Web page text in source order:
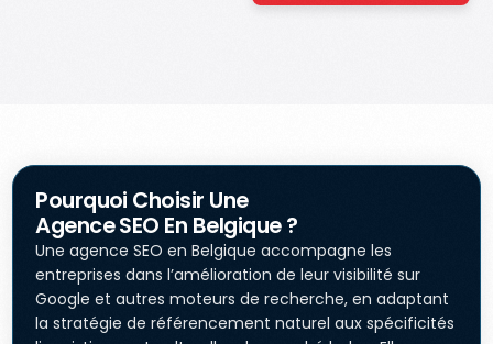
Pourquoi Choisir Une
Agence SEO En Belgique ?
Une agence SEO en Belgique accompagne les
entreprises dans l’amélioration de leur visibilité sur
Google et autres moteurs de recherche, en adaptant
la stratégie de référencement naturel aux spécificités